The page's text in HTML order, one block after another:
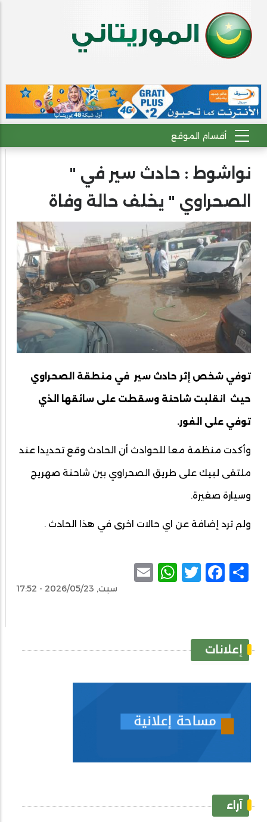
نواشوط : حادث سير في "
الصحراوي " يخلف حالة وفاة
توفي شخص إثر حادث سير في منطقة الصحراوي
حيث انقلبت شاحنة وسقطت على سائقها الذي
توفي على الفور.
وأكدت منظمة معا للحوادث أن الحادث وقع تحديدا عند
ملتقى لبيك على طريق الصحراوي بين شاحنة صهريج
وسيارة صغيرة.
ولم ترد إضافة عن اي حالات اخرى في هذا الحادث .
Share
Facebook
Twitter
WhatsApp
سبت, 2026/05/23 - 17:52
إعلانات
آراء